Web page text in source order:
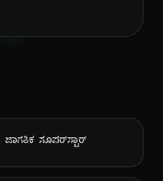
ಸೂಪರ್‌ಸ್ಟಾರ್